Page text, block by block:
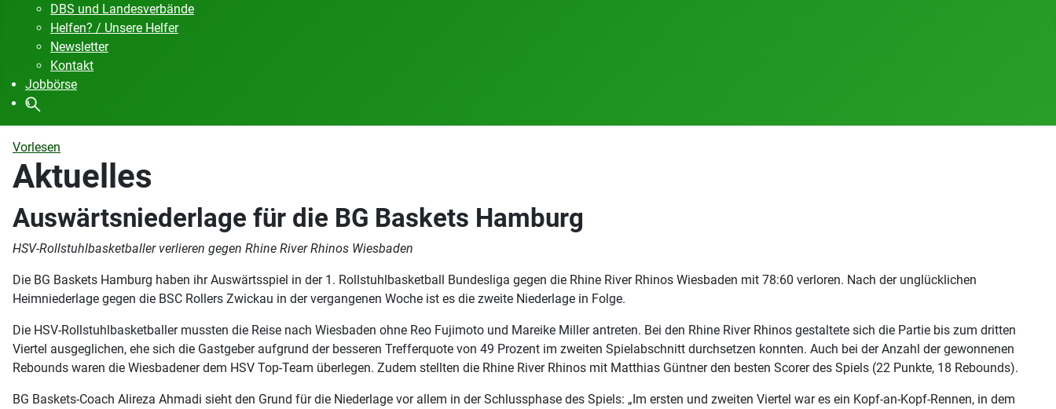
DBS und Landesverbände
Helfen? / Unsere Helfer
Newsletter
Kontakt
Jobbörse
Vorlesen
Aktuelles
Auswärtsniederlage für die BG Baskets Hamburg
HSV-Rollstuhlbasketballer verlieren gegen Rhine River Rhinos Wiesbaden
Die BG Baskets Hamburg haben ihr Auswärtsspiel in der 1. Rollstuhlbasketball Bundesliga gegen die Rhine River Rhinos Wiesbaden mit 78:60 verloren. Nach der unglücklichen
Heimniederlage gegen die BSC Rollers Zwickau in der vergangenen Woche ist es die zweite Niederlage in Folge.
Die HSV-Rollstuhlbasketballer mussten die Reise nach Wiesbaden ohne Reo Fujimoto und Mareike Miller antreten. Bei den Rhine River Rhinos gestaltete sich die Partie bis zum dritten
Viertel ausgeglichen, ehe sich die Gastgeber aufgrund der besseren Trefferquote von 49 Prozent im zweiten Spielabschnitt durchsetzen konnten. Auch bei der Anzahl der gewonnenen
Rebounds waren die Wiesbadener dem HSV Top-Team überlegen. Zudem stellten die Rhine River Rhinos mit Matthias Güntner den besten Scorer des Spiels (22 Punkte, 18 Rebounds).
BG Baskets-Coach Alireza Ahmadi sieht den Grund für die Niederlage vor allem in der Schlussphase des Spiels: „Im ersten und zweiten Viertel war es ein Kopf-an-Kopf-Rennen, in dem